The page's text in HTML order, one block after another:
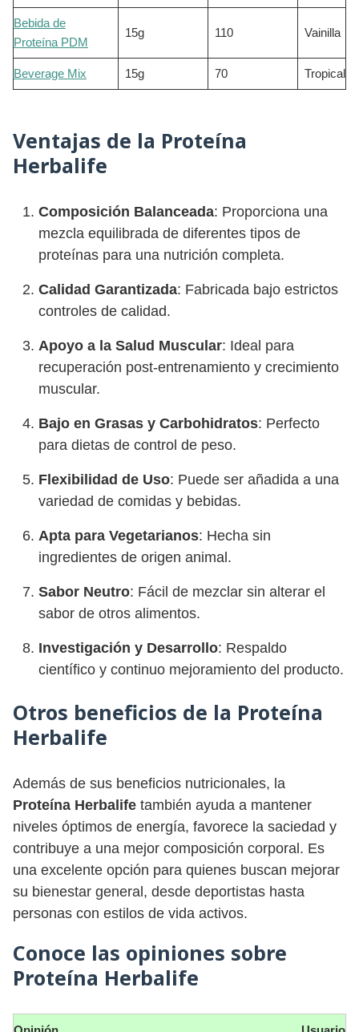
Bebida de
Proteína PDM
15g 110 Vainilla
Beverage Mix 15g 70 Tropical
Ventajas de la Proteína
Herbalife
Composición Balanceada: Proporciona una
mezcla equilibrada de diferentes tipos de
proteínas para una nutrición completa.
Calidad Garantizada: Fabricada bajo estrictos
controles de calidad.
Apoyo a la Salud Muscular: Ideal para
recuperación post-entrenamiento y crecimiento
muscular.
Bajo en Grasas y Carbohidratos: Perfecto
para dietas de control de peso.
Flexibilidad de Uso: Puede ser añadida a una
variedad de comidas y bebidas.
Apta para Vegetarianos: Hecha sin
ingredientes de origen animal.
Sabor Neutro: Fácil de mezclar sin alterar el
sabor de otros alimentos.
Investigación y Desarrollo: Respaldo
científico y continuo mejoramiento del producto.
Otros beneficios de la Proteína
Herbalife
Además de sus beneficios nutricionales, la
Proteína Herbalife también ayuda a mantener
niveles óptimos de energía, favorece la saciedad y
contribuye a una mejor composición corporal. Es
una excelente opción para quienes buscan mejorar
su bienestar general, desde deportistas hasta
personas con estilos de vida activos.
Conoce las opiniones sobre
Proteína Herbalife